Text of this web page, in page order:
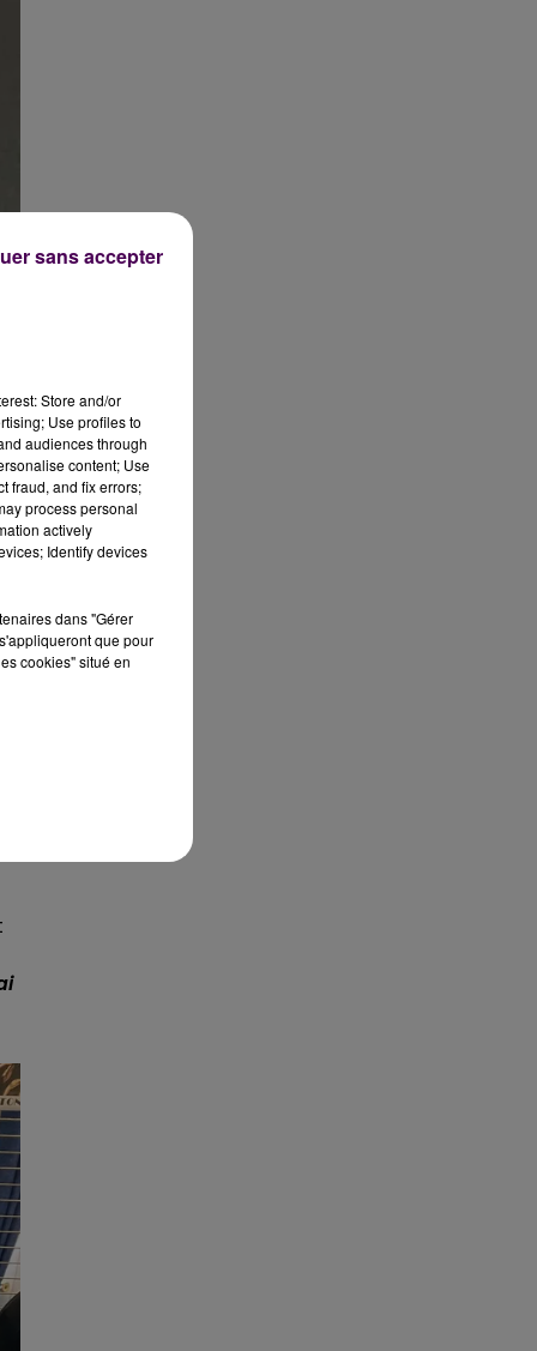
Store and/or
Use profiles to
audiences through
content; Use
fraud, and fix errors;
process personal
actively
Identify devices
dans "Gérer
que pour
cookies" situé en
sans accepter